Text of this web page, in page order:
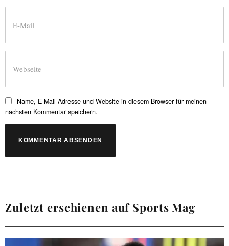
Name, E-Mail-Adresse und Website in diesem Browser für meinen
nächsten Kommentar speichern.
Zuletzt erschienen auf Sports Mag